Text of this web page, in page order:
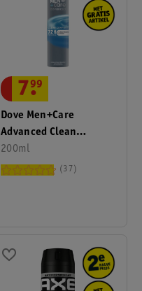
Dove Men+Care
Advanced Clean
Comfort
Antitranspirant Spray
200ml
7.
99
37